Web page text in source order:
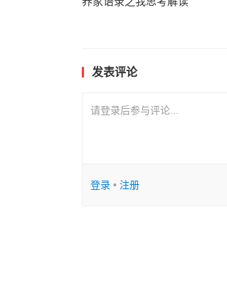
发表评论
请登录后参与评论...
登录• 注册